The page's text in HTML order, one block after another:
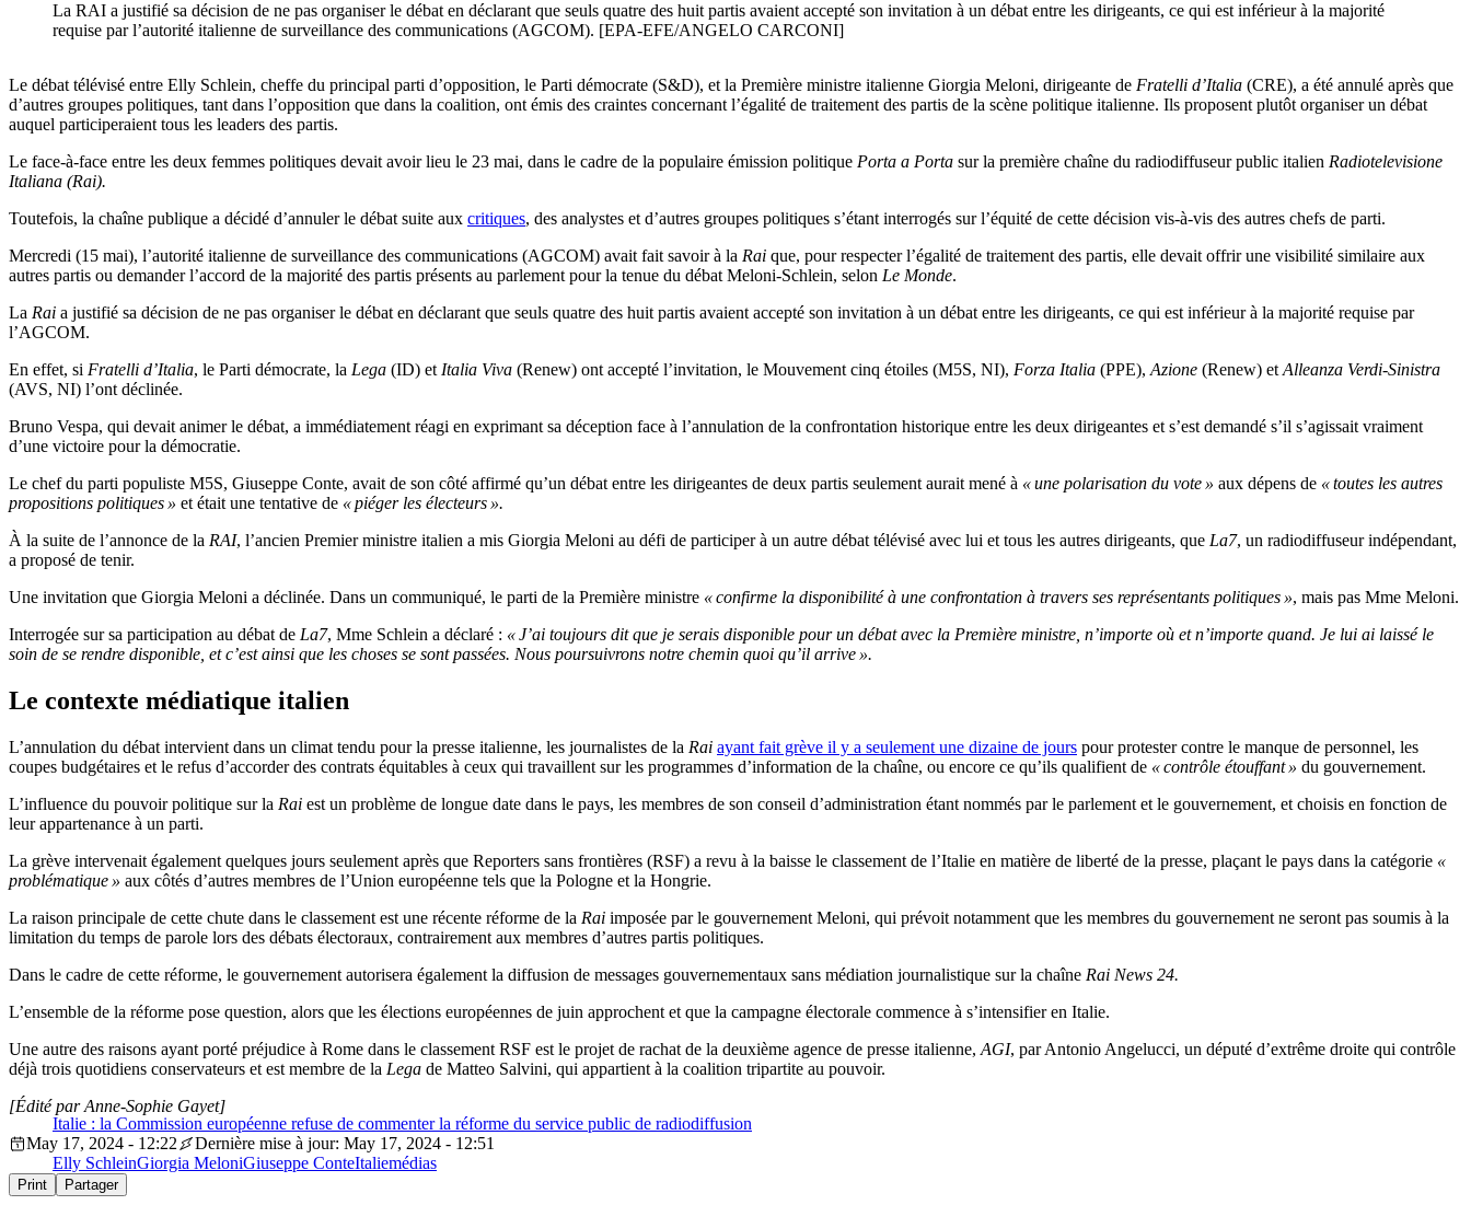
La RAI a justifié sa décision de ne pas organiser le débat en déclarant que seuls quatre des huit partis avaient accepté son invitation à un débat entre les dirigeants, ce qui est inférieur à la majorité
requise par l’autorité italienne de surveillance des communications (AGCOM). [EPA-EFE/ANGELO CARCONI]
Le débat télévisé entre Elly Schlein, cheffe du principal parti d’opposition, le Parti démocrate (S&D), et la Première ministre italienne Giorgia Meloni, dirigeante de Fratelli d’Italia (CRE), a été annulé après que
d’autres groupes politiques, tant dans l’opposition que dans la coalition, ont émis des craintes concernant l’égalité de traitement des partis de la scène politique italienne. Ils proposent plutôt organiser un débat
auquel participeraient tous les leaders des partis.
Le face-à-face entre les deux femmes politiques devait avoir lieu le 23 mai, dans le cadre de la populaire émission politique Porta a Porta sur la première chaîne du radiodiffuseur public italien Radiotelevisione
Italiana (Rai).
Toutefois, la chaîne publique a décidé d’annuler le débat suite aux critiques, des analystes et d’autres groupes politiques s’étant interrogés sur l’équité de cette décision vis-à-vis des autres chefs de parti.
Mercredi (15 mai), l’autorité italienne de surveillance des communications (AGCOM) avait fait savoir à la Rai que, pour respecter l’égalité de traitement des partis, elle devait offrir une visibilité similaire aux
autres partis ou demander l’accord de la majorité des partis présents au parlement pour la tenue du débat Meloni-Schlein, selon Le Monde.
La Rai a justifié sa décision de ne pas organiser le débat en déclarant que seuls quatre des huit partis avaient accepté son invitation à un débat entre les dirigeants, ce qui est inférieur à la majorité requise par
l’AGCOM.
En effet, si Fratelli d’Italia, le Parti démocrate, la Lega (ID) et Italia Viva (Renew) ont accepté l’invitation, le Mouvement cinq étoiles (M5S, NI), Forza Italia (PPE), Azione (Renew) et Alleanza Verdi-Sinistra
(AVS, NI) l’ont déclinée.
Bruno Vespa, qui devait animer le débat, a immédiatement réagi en exprimant sa déception face à l’annulation de la confrontation historique entre les deux dirigeantes et s’est demandé s’il s’agissait vraiment
d’une victoire pour la démocratie.
Le chef du parti populiste M5S, Giuseppe Conte, avait de son côté affirmé qu’un débat entre les dirigeantes de deux partis seulement aurait mené à « une polarisation du vote » aux dépens de « toutes les autres
propositions politiques » et était une tentative de « piéger les électeurs ».
À la suite de l’annonce de la RAI, l’ancien Premier ministre italien a mis Giorgia Meloni au défi de participer à un autre débat télévisé avec lui et tous les autres dirigeants, que La7, un radiodiffuseur indépendant,
a proposé de tenir.
Une invitation que Giorgia Meloni a déclinée. Dans un communiqué, le parti de la Première ministre « confirme la disponibilité à une confrontation à travers ses représentants politiques », mais pas Mme Meloni.
Interrogée sur sa participation au débat de La7, Mme Schlein a déclaré : « J’ai toujours dit que je serais disponible pour un débat avec la Première ministre, n’importe où et n’importe quand. Je lui ai laissé le
soin de se rendre disponible, et c’est ainsi que les choses se sont passées. Nous poursuivrons notre chemin quoi qu’il arrive ».
Le contexte médiatique italien
L’annulation du débat intervient dans un climat tendu pour la presse italienne, les journalistes de la Rai ayant fait grève il y a seulement une dizaine de jours pour protester contre le manque de personnel, les
coupes budgétaires et le refus d’accorder des contrats équitables à ceux qui travaillent sur les programmes d’information de la chaîne, ou encore ce qu’ils qualifient de « contrôle étouffant » du gouvernement.
L’influence du pouvoir politique sur la Rai est un problème de longue date dans le pays, les membres de son conseil d’administration étant nommés par le parlement et le gouvernement, et choisis en fonction de
leur appartenance à un parti.
La grève intervenait également quelques jours seulement après que Reporters sans frontières (RSF) a revu à la baisse le classement de l’Italie en matière de liberté de la presse, plaçant le pays dans la catégorie «
problématique » aux côtés d’autres membres de l’Union européenne tels que la Pologne et la Hongrie.
La raison principale de cette chute dans le classement est une récente réforme de la Rai imposée par le gouvernement Meloni, qui prévoit notamment que les membres du gouvernement ne seront pas soumis à la
limitation du temps de parole lors des débats électoraux, contrairement aux membres d’autres partis politiques.
Dans le cadre de cette réforme, le gouvernement autorisera également la diffusion de messages gouvernementaux sans médiation journalistique sur la chaîne Rai News 24.
L’ensemble de la réforme pose question, alors que les élections européennes de juin approchent et que la campagne électorale commence à s’intensifier en Italie.
Une autre des raisons ayant porté préjudice à Rome dans le classement RSF est le projet de rachat de la deuxième agence de presse italienne, AGI, par Antonio Angelucci, un député d’extrême droite qui contrôle
déjà trois quotidiens conservateurs et est membre de la Lega de Matteo Salvini, qui appartient à la coalition tripartite au pouvoir.
Italie : la Commission européenne refuse de commenter la réforme du service public de radiodiffusion
[Édité par Anne-Sophie Gayet]
May 17, 2024 - 12:22
Dernière mise à jour: May 17, 2024 - 12:51
Elly SchleinGiorgia MeloniGiuseppe ConteItaliemédias
Print Partager